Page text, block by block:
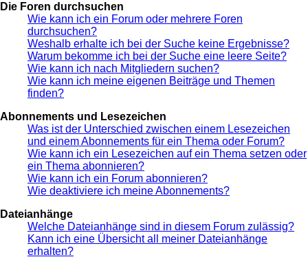
Die Foren durchsuchen
Wie kann ich ein Forum oder mehrere Foren
durchsuchen?
Weshalb erhalte ich bei der Suche keine Ergebnisse?
Warum bekomme ich bei der Suche eine leere Seite?
Wie kann ich nach Mitgliedern suchen?
Wie kann ich meine eigenen Beiträge und Themen
finden?
Abonnements und Lesezeichen
Was ist der Unterschied zwischen einem Lesezeichen
und einem Abonnements für ein Thema oder Forum?
Wie kann ich ein Lesezeichen auf ein Thema setzen oder
ein Thema abonnieren?
Wie kann ich ein Forum abonnieren?
Wie deaktiviere ich meine Abonnements?
Dateianhänge
Welche Dateianhänge sind in diesem Forum zulässig?
Kann ich eine Übersicht all meiner Dateianhänge
erhalten?